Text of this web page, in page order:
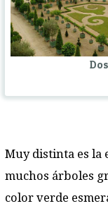
Muy distinta es la
muchos árboles
color verde